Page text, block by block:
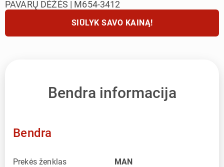
PAVARŲ DĖŽĖS | M654-3412
SIŪLYK SAVO KAINĄ!
Bendra informacija
Bendra
Prekės ženklas MAN